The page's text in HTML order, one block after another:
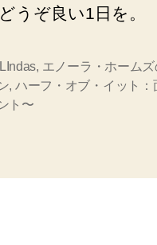
うぞ良い1日を。
, エノーラ・ホーム
, ハーフ・オブ・イット
ト〜